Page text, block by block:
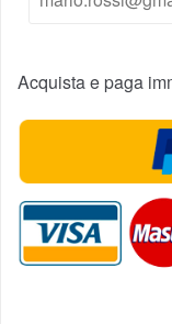
Acquista e paga